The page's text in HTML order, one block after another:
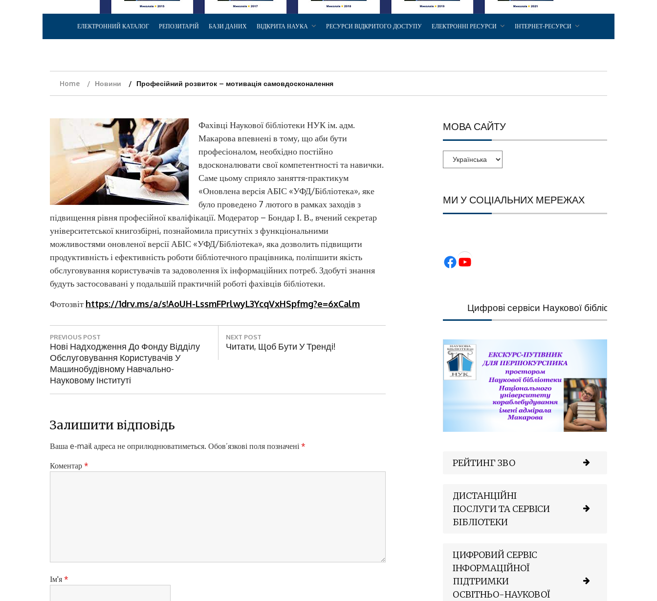
ЕЛЕКТРОННИЙ КАТАЛОГ РЕПОЗИТАРІЙ БАЗИ ДАНИХ ВІДКРИТА НАУКА РЕСУРСИ ВІДКРИТОГО ДОСТУПУ ЕЛЕКТРОННІ РЕСУРСИ ІНТЕРНЕТ-РЕСУРСИ
Home Новини Професійний розвиток – мотивація самовдосконалення
Фахівці Наукової бібліотеки НУК ім. адм.
Макарова впевнені в тому, що аби бути
професіоналом, необхідно постійно
вдосконалювати свої компетентності та навички.
Саме цьому сприяло заняття-практикум
«Оновлена версія АБІС «УФД/Бібліотека», яке
було проведено 7 лютого в рамках заходів з
підвищення рівня професійної кваліфікації. Модератор – Бондар І. В., вчений секретар
університетської книгозбірні, познайомила присутніх з функціональними
можливостями оновленої версії АБІС «УФД/Бібліотека», яка дозволить підвищити
продуктивність і ефективність роботи бібліотечного працівника, поліпшити якість
обслуговування користувачів та задоволення їх інформаційних потреб. Здобуті знання
будуть застосовавані у подальшій практичній роботі фахівців бібліотеки.
Фотозвіт https://1drv.ms/a/s!AoUH-LssmFPrlwyL3YcqVxHSpfmg?e=6xCalm
Н
а
в
і
г
ц
і
я
з
і
в
PREVIOUS POST
P
R
E
V
S
P
O
T
:
Нові Надходження До Фонду Відділу
Обслуговування Користувачів У
Машинобудівному Навчально-
Науковому Інституті
NEXT POST
N
Читати, Щоб Бути У Тренді!
Залишити відповідь
Ваша e-mail адреса не оприлюднюватиметься. Обов’язкові поля позначені *
Коментар *
Ім'я *
МОВА САЙТУ
МИ У СОЦІАЛЬНИХ МЕРЕЖАХ
Facebook YouTube
Цифрові сервіси Наукової бібліотеки НУК —
РЕЙТИНГ ЗВО
ДИСТАНЦІЙНІ
ПОСЛУГИ ТА СЕРВІСИ
БІБЛІОТЕКИ
ЦИФРОВИЙ СЕРВІС
ІНФОРМАЦІЙНОЇ
ПІДТРИМКИ
ОСВІТНЬО-НАУКОВОЇ